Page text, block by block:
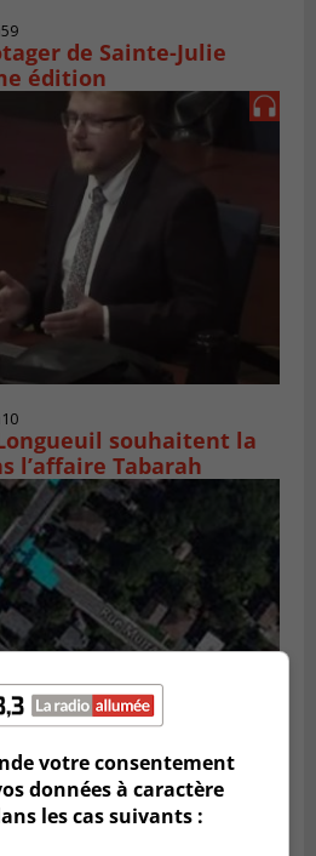
de Sainte-Julie
édition
souhaitent la
l’affaire Tabarah
s’armer contre les
votre consentement
données à caractère
les cas suivants :